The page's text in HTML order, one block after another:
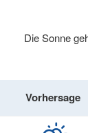
Die Sonne
Vorhersage